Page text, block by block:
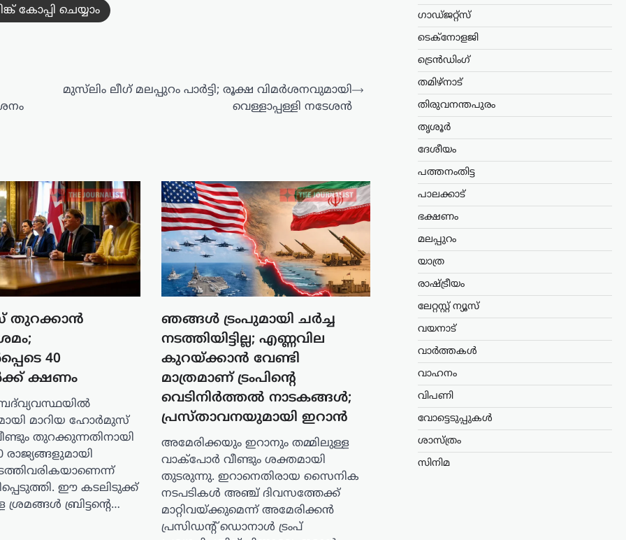
കോപ്പി ചെയ്യാം
മുസ്‌ലിം ലീ​ഗ് മലപ്പുറം പാർട്ടി; രൂക്ഷ വിമർശനവുമായി
വെള്ളാപ്പള്ളി നടേശൻ
⟶
40
ക്ഷണം
മാറിയ ഹോർമുസ്
തുറക്കുന്നതിനായി
ഈ കടലിടുക്ക്
ബ്രിട്ടന്റെ…
ഞങ്ങൾ ട്രംപുമായി ചർച്ച
നടത്തിയിട്ടില്ല; എണ്ണവില
കുറയ്ക്കാൻ വേണ്ടി
മാത്രമാണ് ട്രംപിന്റെ
വെടിനിർത്തൽ നാടകങ്ങൾ;
പ്രസ്താവനയുമായി ഇറാൻ
അമേരിക്കയും ഇറാനും തമ്മിലുള്ള
വാക്പോര്‍ വീണ്ടും ശക്തമായി
തുടരുന്നു. ഇറാനെതിരായ സൈനിക
നടപടികള്‍ അഞ്ച് ദിവസത്തേക്ക്
മാറ്റിവയ്ക്കുമെന്ന് അമേരിക്കന്‍
പ്രസിഡന്റ് ഡൊനാൾ ട്രംപ്
ഗാഡ്ജറ്റ്സ്
ടെക്നോളജി
ട്രെൻഡിംഗ്
തമിഴ്നാട്
തിരുവനന്തപുരം
തൃശൂർ
ദേശീയം
പത്തനംതിട്ട
പാലക്കാട്
ഭക്ഷണം
മലപ്പുറം
യാത്ര
രാഷ്ട്രീയം
ലേറ്റസ്റ്റ് ന്യൂസ്
വയനാട്
വാർത്തകൾ
വാഹനം
വിപണി
വോട്ടെടുപ്പുകൾ
ശാസ്ത്രം
സിനിമ